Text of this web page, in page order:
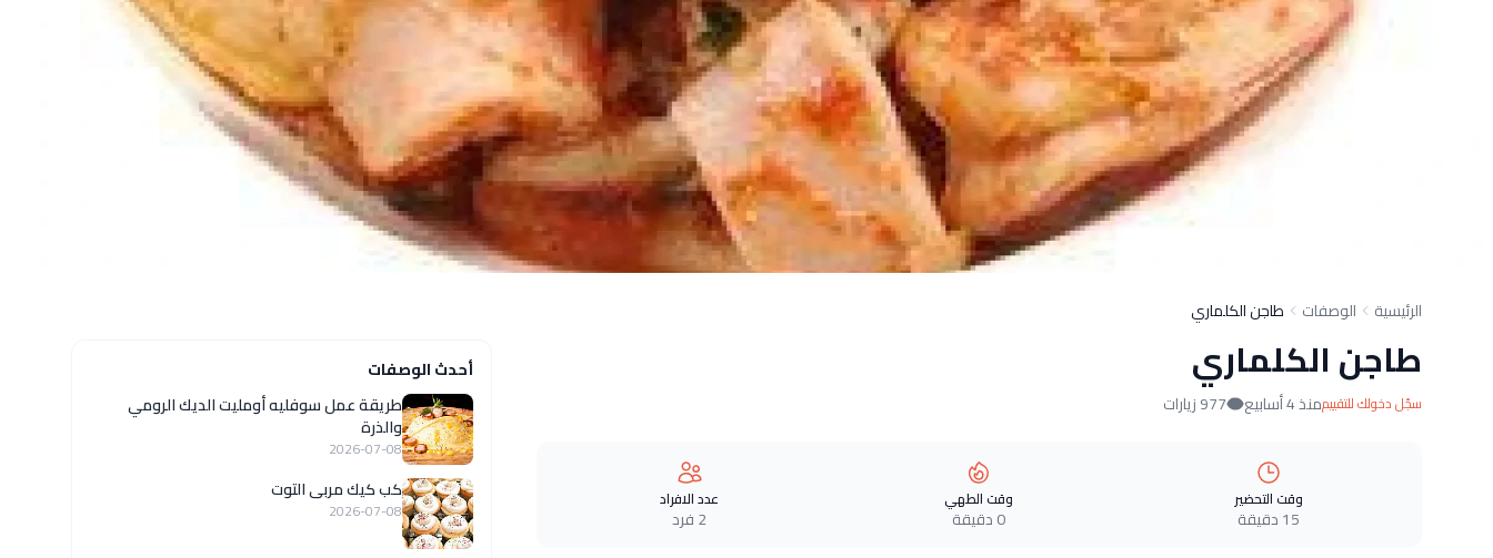
الرئيسية الوصفات طاجن الكلماري
طاجن الكلماري
سجّل دخولك للتقييممنذ 4 أسابيع 977 زيارات
وقت التحضير
15 دقيقة
وقت الطهي
0 دقيقة
عدد الافراد
2 فرد
أحدث الوصفات
طريقة عمل سوفليه أومليت الديك الرومي
والذرة
2026-07-08
كب كيك مربى التوت
2026-07-08